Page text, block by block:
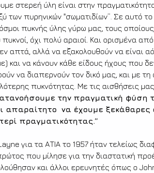
στερεή ύλη είναι στην
των πυρηνικών "σωματιδίων”. Σε αυτό
πυκνής ύλης γύρω μας, τους
όχι πολύ αραιοί. Και ορισμένα
απτά, αλλά να εξακολουθούν να
και να κάνουν κάθε είδους ήχους που
να διαπερνούν τον δικό μας, και με
πυκνότητας. Με τις αισθήσεις
την πραγματική φύση
απαραίτητο  να έχουμε
πραγματικότητας.”
για τα ΑΤΙΑ το 1957 ήταν τελείως
που μίλησε για την διαστατική
και άλλοι ερευνητές όπως ο